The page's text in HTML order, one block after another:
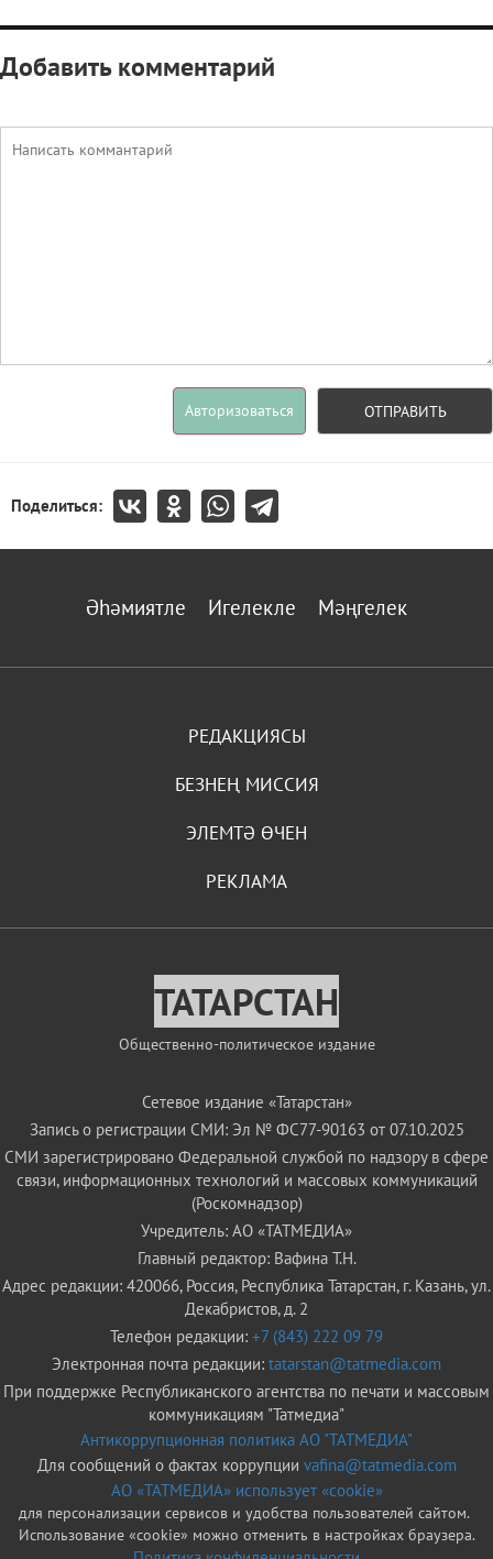
Добавить комментарий
Авторизоваться ОТПРАВИТЬ
Поделиться:
Әһәмиятле Игелекле Мәңгелек
РЕДАКЦИЯСЫ
БЕЗНЕҢ МИССИЯ
ЭЛЕМТӘ ӨЧЕН
РЕКЛАМА
ТАТАРСТАН
Общественно-политическое издание
Сетевое издание «Татарстан»
Запись о регистрации СМИ: Эл № ФС77-90163 от 07.10.2025
СМИ зарегистрировано Федеральной службой по надзору в сфере
связи, информационных технологий и массовых коммуникаций
(Роскомнадзор)
Учредитель: АО «ТАТМЕДИА»
Главный редактор: Вафина Т.Н.
Адрес редакции: 420066, Россия, Республика Татарстан, г. Казань, ул.
Декабристов, д. 2
Телефон редакции: +7 (843) 222 09 79
Электронная почта редакции: tatarstan@tatmedia.com
При поддержке Республиканского агентства по печати и массовым
коммуникациям "Татмедиа"
Антикоррупционная политика АО "ТАТМЕДИА"
Для сообщений о фактах коррупции vafina@tatmedia.com
АО «ТАТМЕДИА» использует «cookie»
для персонализации сервисов и удобства пользователей сайтом.
Использование «cookie» можно отменить в настройках браузера.